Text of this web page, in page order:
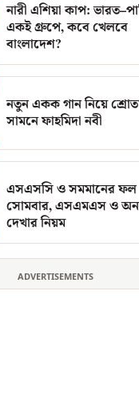
নারী এশিয়া কাপ:
একই গ্রুপে, কবে খেলবে
বাংলাদেশ?
নতুন একক গান নিয়ে
সামনে ফাহমিদা নবী
এসএসসি ও সমমানের ফল
সোমবার, এসএমএস ও
দেখার নিয়ম
ADVERTISEMENTS